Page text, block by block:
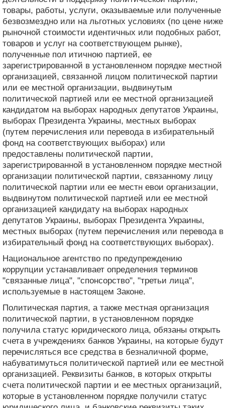
товары, работы, услуги, оказываемые или полученные
безвозмездно или на льготных условиях (по цене ниже
рыночной стоимости идентичных или подобных работ,
товаров и услуг на соответствующем рынке),
полученные пол итичною партией, ее
зарегистрированной в установленном порядке местной
организацией, связанной лицом политической партии
или ее местной организации, выдвинутым
политической партией или ее местной организацией
кандидатом на выборах народных депутатов Украины,
выборах Президента Украины, местных выборах
(путем перечисления или перевода в избирательный
фонд на соответствующих выборах) или
предоставлены политической партии,
зарегистрированной в установленном порядке местной
организации политической партии, связанному лицу
политической партии или ее местн евои организации,
выдвинутом политической партией или ее местной
организацией кандидату на выборах народных
депутатов Украины, выборах Президента Украины,
местных выборах (путем перечисления или перевода в
избирательный фонд на соответствующих выборах).
Национальное агентство по предупреждению
коррупции устанавливает определения терминов
"связанные лица", "спонсорство", "третьи лица",
используемые в настоящем Законе.
Политическая партия, а также местная организация
политической партии, в установленном порядке
получила статус юридического лица, обязаны открыть
счета в учреждениях банков Украины, на которые будут
перечисляться все средства в безналичной форме,
набуватимуться политической партией или ее местной
организацией. Реквизиты банков, в которых открыты
счета политической партии и ее местных организаций,
которые в установленном порядке получили статус